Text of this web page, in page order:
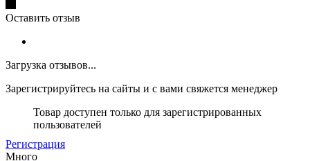
Оставить отзыв
Загрузка отзывов...
Зарегистрируйтесь на сайты и с вами свяжется менеджер
Товар доступен только для зарегистрированных
пользователей
Регистрация
Много